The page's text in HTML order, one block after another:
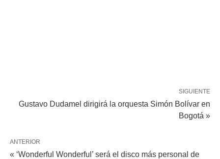
SIGUIENTE
Gustavo Dudamel dirigirá la orquesta Simón Bolívar en
Bogotá »
ANTERIOR
« ‘Wonderful Wonderful’ será el disco más personal de